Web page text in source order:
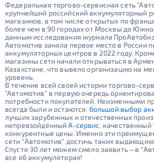
Федеральная торгово-сервисная сеть
крупнейший российский аккумуляторный
магазинов, в том числе открытых по
более чем в 90 городах от Москвы до
данным исследования журнала
Автомотив заняла первое место в России
аккумуляторных центров в 2022 году.
магазины сети начали открываться в
Казахстане, что вывело организацию на
уровень.
В течение всей своей истории торгово-
"Автомотив" в первую очередь
потребности покупателей. Неизменными
всегда были и остаются: большой выбор
лучших зарубежных и отечественных
непревзойдённыйА-сервис , качественный
конкурентные цены. Именно эти
сети “Автомотив" достичь таких
Спустя 30 лет можем смело заявить – в
всё об аккумуляторах!